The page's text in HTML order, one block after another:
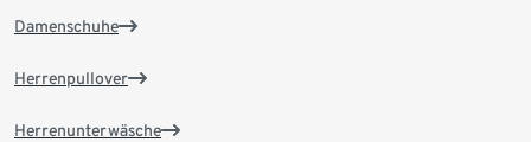
Damenschuhe
Herrenpullover
Herrenunterwäsche